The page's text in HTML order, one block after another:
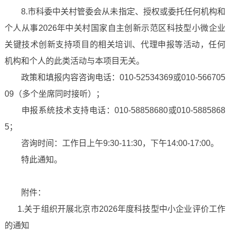
8.市科委中关村管委会从未指定、授权或委托任何机构和
个人从事2026年中关村国家自主创新示范区科技型小微企业
关键技术创新支持项目的相关培训、代理申报等活动，任何
机构和个人的此类活动与本项目无关。
政策和填报内容咨询电话：010-52534369或010-566705
09（多个坐席同时接听）；
申报系统技术支持电话：010-58858680或010-5885868
5；
咨询时间：工作日上午9:30-11:30，下午14:00-17:00。
特此通知。
附件：
1.关于组织开展北京市2026年度科技型中小企业评价工作
的通知